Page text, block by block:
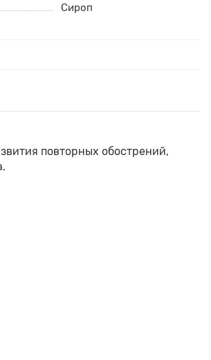
Сироп
повторных обострений,